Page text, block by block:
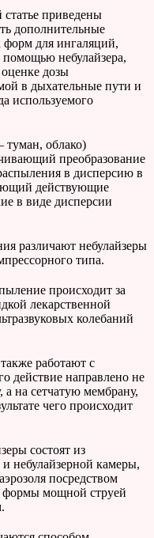
приведены
дополнительные
форм для ингаляций,
небулайзера,
дозы
в дыхательные пути и
используемого
облако)
преобразование
в дисперсию в
действующие
в виде дисперсии
различают небулайзеры
типа.
происходит за
лекарственной
колебаний
также работают с
действие направлено не
на сетчатую мембрану,
чего происходит
состоят из
и небулайзерной камеры,
посредством
формы мощной струей